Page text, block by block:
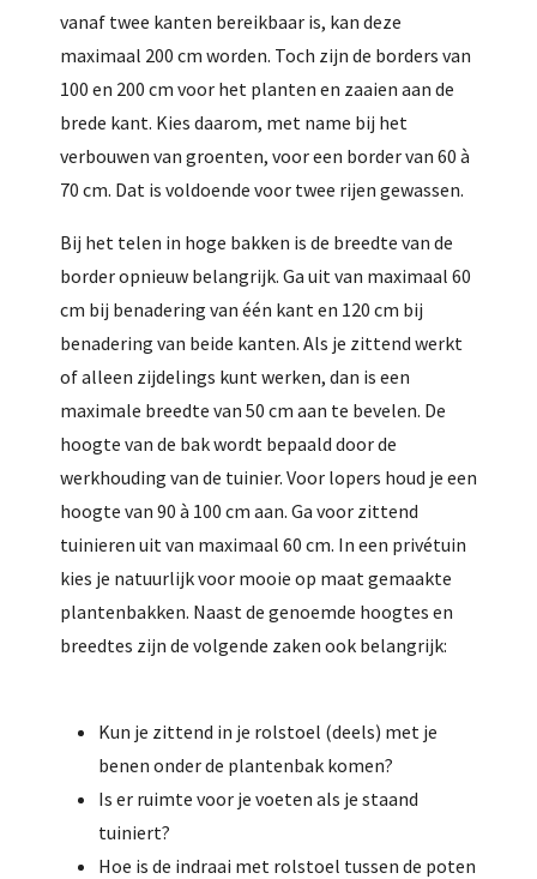
vanaf twee kanten bereikbaar is, kan deze
maximaal 200 cm worden. Toch zijn de borders van
100 en 200 cm voor het planten en zaaien aan de
brede kant. Kies daarom, met name bij het
verbouwen van groenten, voor een border van 60 à
70 cm. Dat is voldoende voor twee rijen gewassen.
Bij het telen in hoge bakken is de breedte van de
border opnieuw belangrijk. Ga uit van maximaal 60
cm bij benadering van één kant en 120 cm bij
benadering van beide kanten. Als je zittend werkt
of alleen zijdelings kunt werken, dan is een
maximale breedte van 50 cm aan te bevelen. De
hoogte van de bak wordt bepaald door de
werkhouding van de tuinier. Voor lopers houd je een
hoogte van 90 à 100 cm aan. Ga voor zittend
tuinieren uit van maximaal 60 cm. In een privétuin
kies je natuurlijk voor mooie op maat gemaakte
plantenbakken. Naast de genoemde hoogtes en
breedtes zijn de volgende zaken ook belangrijk:
Kun je zittend in je rolstoel (deels) met je
benen onder de plantenbak komen?
Is er ruimte voor je voeten als je staand
tuiniert?
Hoe is de indraai met rolstoel tussen de poten